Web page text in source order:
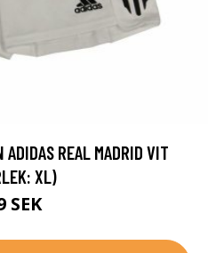
ADIDAS REAL MADRID VIT
XL)
SEK